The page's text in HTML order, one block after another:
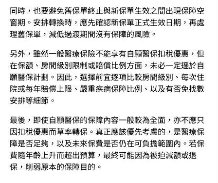
同時，也要避免舊保單終止與新保單生效之間出現保障空
窗期。安排轉換時，應先確認新保單正式生效日期，再處
理舊保單，減低過渡期間沒有保障的風險。
另外，雖然一般醫療保險不能享有自願醫保扣稅優惠，但
在保額、房間級別限制或賠償比例方面，未必一定遜於自
願醫保計劃。因此，選擇前宜逐項比較房間級別、每次住
院或每年賠償上限、嚴重疾病保障比例、以及有否免找數
安排等細節。
最後，即使自願醫保的保障內容一般較為全面，亦不應只
因扣稅優惠而草率轉保。真正應該優先考慮的，是醫療保
障是否足夠，以及未來保費是否仍在可負擔範圍內。若保
費隨年齡上升而超出預算，最終可能因為被迫減額或退
保，削弱原本的保障目的。